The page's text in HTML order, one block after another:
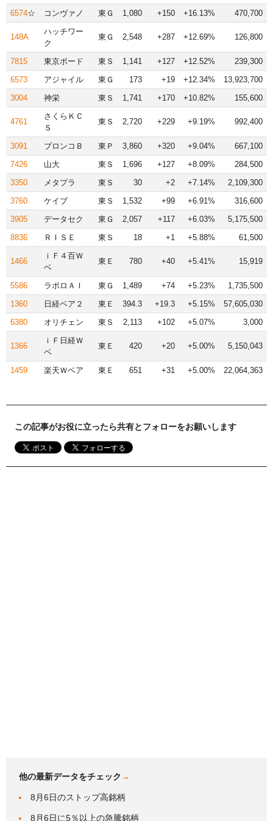
6574☆ コンヴァノ 東Ｇ 1,080 +150 +16.13% 470,700
148A
ハッチワー
ク
東Ｇ 2,548 +287 +12.69% 126,800
7815 東京ボード 東Ｓ 1,141 +127 +12.52%
239,300
6573
アジャイル 東Ｇ 173 +19 +12.34%
13,923,700
3004
神栄 東Ｓ 1,741 +170 +10.82% 155,600
4761
さくらＫＣ
Ｓ
東Ｓ 2,720 +229 +9.19% 992,400
3091 ブロンコＢ 東Ｐ 3,860 +320 +9.04%
667,100
7426
山大 東Ｓ 1,696 +127 +8.09%
284,500
3350
メタプラ 東Ｓ 30 +2 +7.14%
2,109,300
3760
ケイブ 東Ｓ 1,532 +99 +6.91%
316,600
3905
データセク 東Ｇ 2,057 +117 +6.03%
5,175,500
8836
ＲＩＳＥ 東Ｓ 18 +1 +5.88% 61,500
1466
ｉＦ４百Ｗ
ベ
東Ｅ 780 +40 +5.41% 15,919
5586 ラボロＡＩ 東Ｇ 1,489 +74 +5.23%
1,735,500
1360
日経ベア２ 東Ｅ 394.3 +19.3 +5.15%
57,605,030
6380
オリチェン 東Ｓ 2,113 +102 +5.07% 3,000
1366
ｉＦ日経Ｗ
ベ
東Ｅ 420 +20 +5.00% 5,150,043
1459 楽天Ｗベア 東Ｅ 651 +31 +5.00% 22,064,363
この記事がお役に立ったら共有とフォローをお願いします
他の最新データをチェック →
8月6日のストップ高銘柄
8月6日に5％以上の急騰銘柄